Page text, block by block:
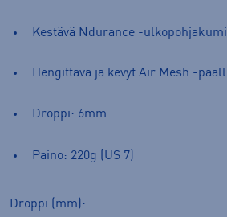
Kestävä Ndurance -ulkopohjakumi
Hengittävä ja kevyt Air Mesh -
Droppi: 6mm
Paino: 220g (US 7)
Droppi (mm):